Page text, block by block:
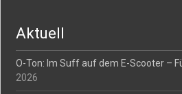
Aktuell
O-Ton: Im Suff auf dem E-Scooter –
2026